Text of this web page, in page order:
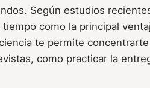
Según estudios
como la principal
te permite
como practicar la